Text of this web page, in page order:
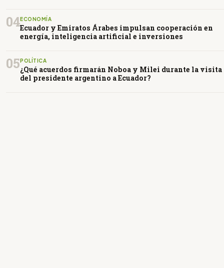
04ECONOMÍA
Ecuador y Emiratos Árabes impulsan cooperación en
energía, inteligencia artificial e inversiones
05POLÍTICA
¿Qué acuerdos firmarán Noboa y Milei durante la visita
del presidente argentino a Ecuador?